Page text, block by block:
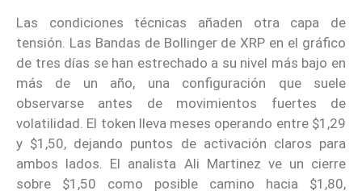
Las condiciones técnicas añaden otra capa de
tensión. Las Bandas de Bollinger de XRP en el gráfico
de tres días se han estrechado a su nivel más bajo en
más de un año, una configuración que suele
observarse antes de movimientos fuertes de
volatilidad. El token lleva meses operando entre $1,29
y $1,50, dejando puntos de activación claros para
ambos lados. El analista Ali Martinez ve un cierre
sobre $1,50 como posible camino hacia $1,80,